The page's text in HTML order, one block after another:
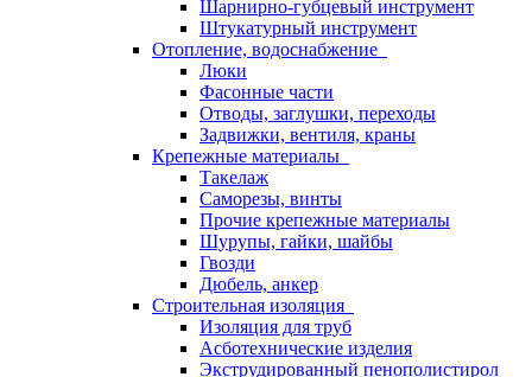
Шарнирно-губцевый инструмент
Штукатурный инструмент
Отопление, водоснабжение
Люки
Фасонные части
Отводы, заглушки, переходы
Задвижки, вентиля, краны
Крепежные материалы
Такелаж
Саморезы, винты
Прочие крепежные материалы
Шурупы, гайки, шайбы
Гвозди
Дюбель, анкер
Строительная изоляция
Изоляция для труб
Асботехнические изделия
Экструдированный пенополистирол